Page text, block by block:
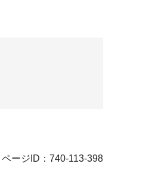
ページID：740-113-398